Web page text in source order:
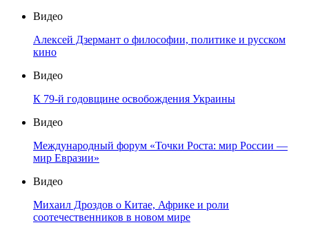
Видео
Алексей Дзермант о философии, политике и русском
кино
Видео
К 79-й годовщине освобождения Украины
Видео
Международный форум «Точки Роста: мир России —
мир Евразии»
Видео
Михаил Дроздов о Китае, Африке и роли
соотечественников в новом мире